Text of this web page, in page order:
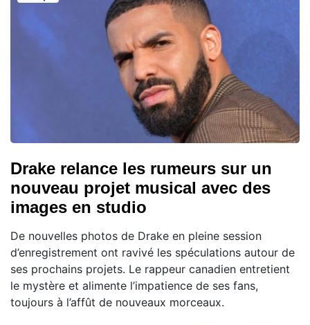
Drake relance les rumeurs sur un
nouveau projet musical avec des
images en studio
De nouvelles photos de Drake en pleine session
d’enregistrement ont ravivé les spéculations autour de
ses prochains projets. Le rappeur canadien entretient
le mystère et alimente l’impatience de ses fans,
toujours à l’affût de nouveaux morceaux.